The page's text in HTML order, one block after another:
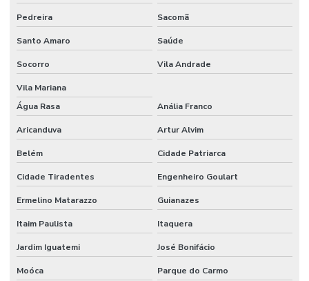
AUTOMAÇÃO
RESIDENCIAL
EFICIÊNCIA
ENERGÉTICA
AUTOMAÇÃO
RESIDENCIAL
ESPÍRITO
SANTO
AUTOMAÇÃO
FLORIANÓPOLIS
AUTOMAÇÃO
RESIDENCIAL
FORTALEZA
AUTOMAÇÃO
RESIDENCIAL
GOIÂNIA
Pedreira Sacomã
Santo Amaro Saúde
Socorro Vila Andrade
Vila Mariana
Água Rasa
Anália Franco
Aricanduva Artur Alvim
Belém Cidade Patriarca
Cidade Tiradentes Engenheiro Goulart
Ermelino Matarazzo Guianazes
Itaim Paulista Itaquera
Jardim Iguatemi José Bonifácio
Moóca Parque do Carmo